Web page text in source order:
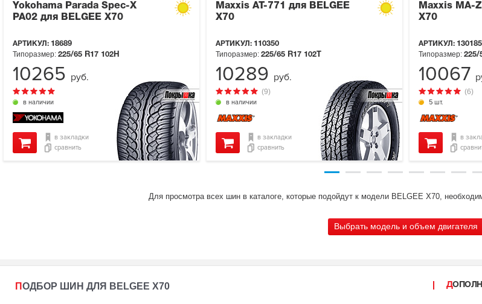
Yokohama Parada Spec-X
PA02 для BELGEE X70
АРТИКУЛ: 18689
в наличии
Типоразмер: 225/65 R17 102H
в закладки
сравнить
10265 руб.
Maxxis AT-771 для BELGEE
X70
АРТИКУЛ: 110350
в наличии
(9)
Типоразмер: 225/65 R17 102T
в закладки
сравнить
10289 руб.
Maxxis MA-
X70
АРТИКУЛ: 130185
5 шт.
(6)
Типоразмер: 225/
в
10067
Для просмотра всех шин в каталоге, которые подойдут к модели BELGEE X70,
Выбрать модель и объем двигателя
ПОДБОР ШИН ДЛЯ BELGEE X70